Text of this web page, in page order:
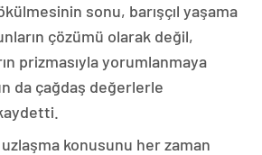
sonu, barışçıl yaşama
çözümü olarak değil,
prizmasıyla yorumlanmaya
da çağdaş değerlerle
konusunu her zaman